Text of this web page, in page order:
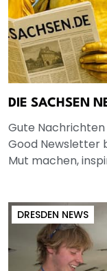
DIE SACHSEN
Gute
Good Newsletter
Mut machen,
DRESDEN NEWS